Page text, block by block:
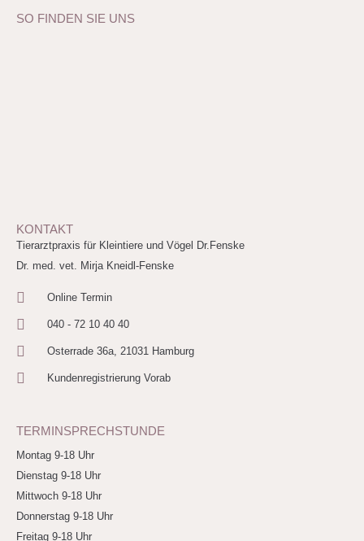
SO FINDEN SIE UNS
KONTAKT
Tierarztpraxis für Kleintiere und Vögel Dr.Fenske
Dr. med. vet. Mirja Kneidl-Fenske
Online Termin
040 - 72 10 40 40
Osterrade 36a, 21031 Hamburg
Kundenregistrierung Vorab
TERMINSPRECHSTUNDE
Montag 9-18 Uhr
Dienstag 9-18 Uhr
Mittwoch 9-18 Uhr
Donnerstag 9-18 Uhr
Freitag 9-18 Uhr